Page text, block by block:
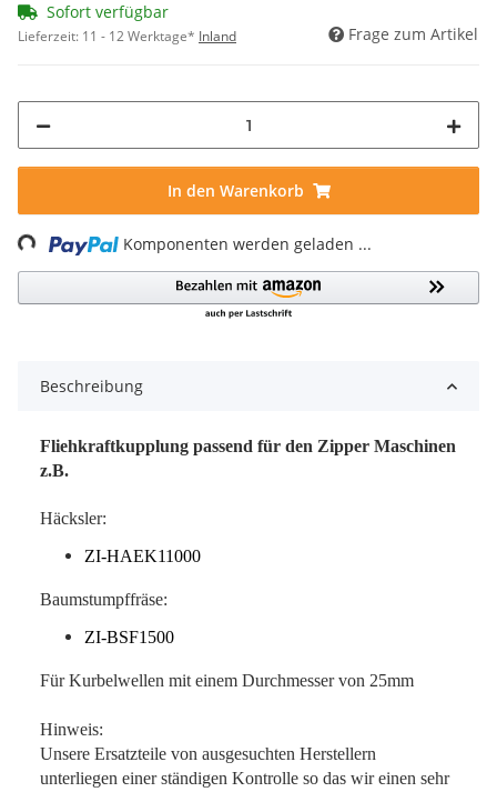
Sofort verfügbar
Lieferzeit: 11 - 12 Werktage* Inland Frage zum Artikel
In den Warenkorb
Komponenten werden geladen ...
Beschreibung
Fliehkraftkupplung passend für den Zipper Maschinen
z.B.
Häcksler:
ZI-HAEK11000
Baumstumpffräse:
ZI-BSF1500
Für Kurbelwellen mit einem Durchmesser von 25mm
Hinweis:
Unsere Ersatzteile von ausgesuchten Herstellern
unterliegen einer ständigen Kontrolle so das wir einen sehr